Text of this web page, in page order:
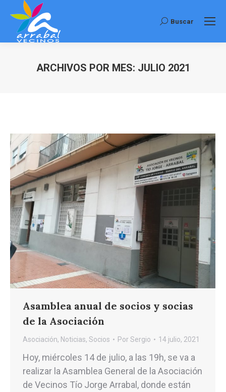
Buscar:
Buscar
ARCHIVOS POR MES: JULIO 2021
Asamblea anual de socios y socias
de la Asociación
Asociación, Noticias, Socios PorSergio 14 julio, 2021
Hoy, miércoles 14 de julio, a las 19h, se va a
realizar la Asamblea General de la Asociación
de Vecinos Tío Jorge Arrabal, donde están